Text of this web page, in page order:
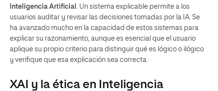
Inteligencia Artificial . Un sistema explicable permite a los
usuarios auditar y revisar las decisiones tomadas por la IA. Se
ha avanzado mucho en la capacidad de estos sistemas para
explicar su razonamiento, aunque es esencial que el usuario
aplique su propio criterio para distinguir qué es lógico o ilógico
y verifique que esa explicación sea correcta.
XAI y la ética en Inteligencia